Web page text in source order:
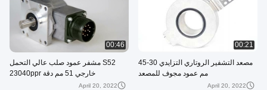
00:21
مصعد التشفير الروتاري التزايدي 30-45
مم عمود مجوف للمصعد
April 20, 2022
00:46
S52 مشفر عمود صلب عالي التحمل
خارجي 51 مم دقة 23040ppr
April 20, 2022